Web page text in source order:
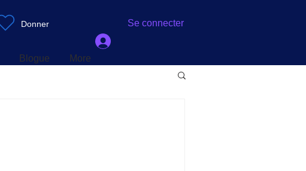
Blogue More
Donner Se connecter
Blogue